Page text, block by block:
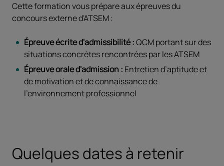
Cette formation vous prépare aux épreuves du
concours externe d'ATSEM :
Épreuve écrite d'admissibilité :QCM portant sur des
situations concrètes rencontrées par les ATSEM
Épreuve orale d'admission : Entretien d’aptitude et
de motivation et de connaissance de
l’environnement professionnel
Quelques dates à retenir